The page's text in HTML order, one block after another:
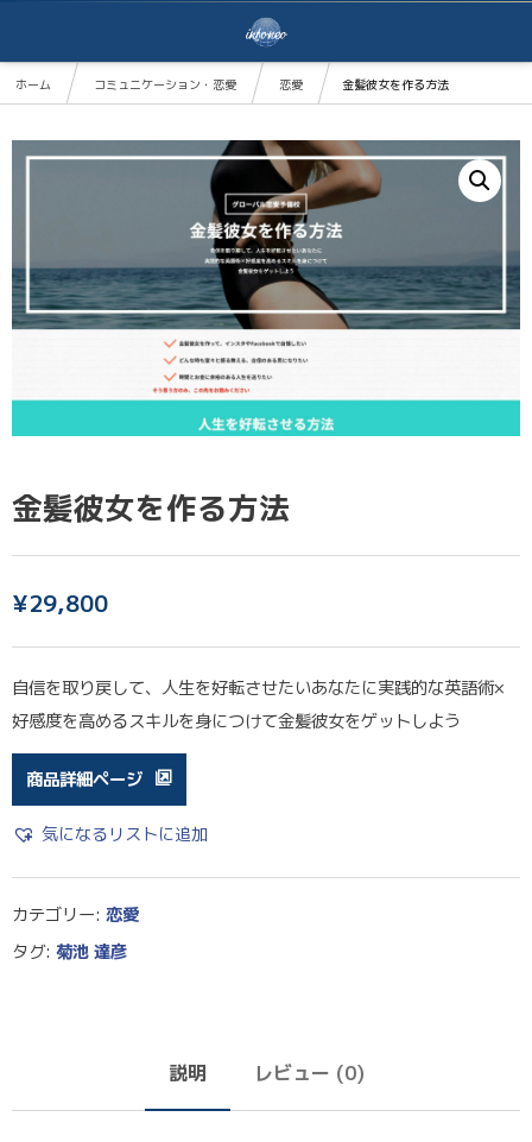
ホーム コミュニケーション・恋愛 恋愛 金髪彼女を作る方法
金髪彼女を作る方法
¥29,800
自信を取り戻して、人生を好転させたいあなたに実践的な英語術×
好感度を高めるスキルを身につけて金髪彼女をゲットしよう
商品詳細ページ
気になるリストに追加
カテゴリー: 恋愛
タグ: 菊池 達彦
説明 レビュー (0)